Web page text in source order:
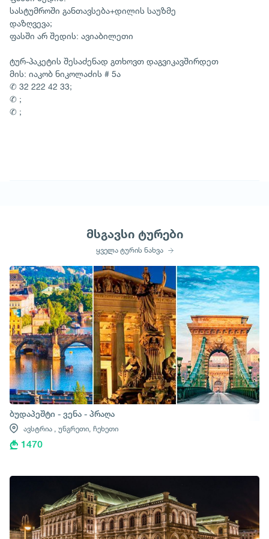
სასტუმროში განთავსება+დილის საუზმე
დაზღვევა;
ფასში არ შედის: ავიაბილეთი
ტურ-პაკეტის შესაძენად გთხოვთ დაგვიკავშირდეთ
მის: იაკობ ნიკოლაძის # 5ა
✆ 32 222 42 33;
✆ ;
✆ ;
მსგავსი ტურები
ყველა ტურის ნახვა
ბუდაპეშტი - ვენა - პრაღა
ავსტრია , უნგრეთი, ჩეხეთი
1470